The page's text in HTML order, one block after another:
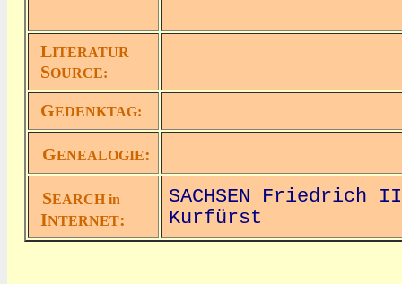
LITERATUR
SOURCE:
GEDENKTAG:
GENEALOGIE:
SEARCH in
INTERNET:
SACHSEN Friedrich
Kurfürst